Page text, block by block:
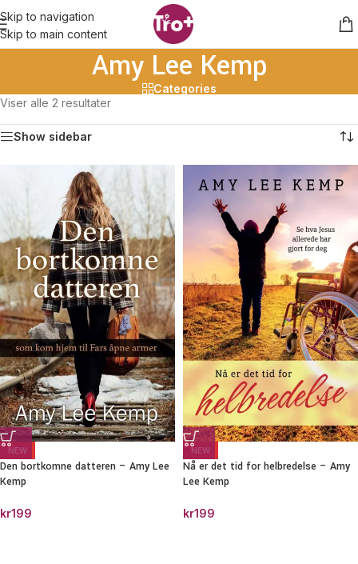
Skip to navigation
Skip to main content
Amy Lee Kemp
Categories
Viser alle 2 resultater
Show sidebar
NEW
Den bortkomne datteren – Amy Lee
Kemp
kr199
NEW
Nå er det tid for helbredelse – Amy
Lee Kemp
kr199